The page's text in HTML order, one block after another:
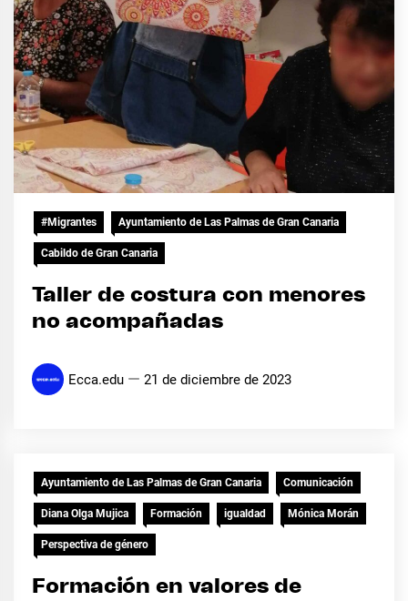
#Migrantes Ayuntamiento de Las Palmas de Gran Canaria
Cabildo de Gran Canaria
Taller de costura con menores
no acompañadas
Ecca.edu 21 de diciembre de 2023
Ayuntamiento de Las Palmas de Gran Canaria Comunicación
Diana Olga Mujica Formación igualdad Mónica Morán
Perspectiva de género
Formación en valores de